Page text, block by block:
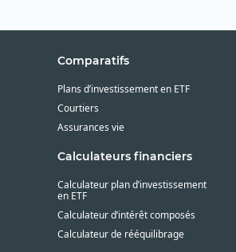
Comparatifs
Plans d’investissement en ETF
Courtiers
Assurances vie
Calculateurs financiers
Calculateur plan d’investissement
en ETF
Calculateur d’intérêt composés
Calculateur de rééquilibrage